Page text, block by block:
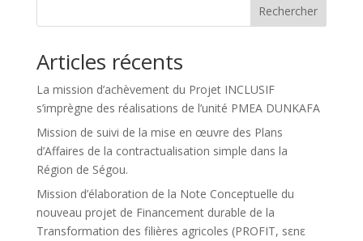
Rechercher
Articles récents
La mission d’achèvement du Projet INCLUSIF
s’imprègne des réalisations de l’unité PMEA DUNKAFA
Mission de suivi de la mise en œuvre des Plans
d’Affaires de la contractualisation simple dans la
Région de Ségou.
Mission d’élaboration de la Note Conceptuelle du
nouveau projet de Financement durable de la
Transformation des filières agricoles (PROFIT, sεnε